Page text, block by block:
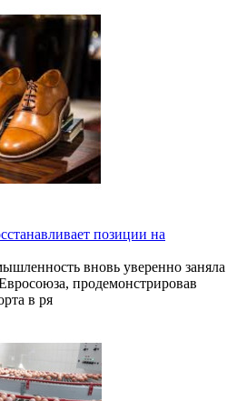
позиции на
вновь уверенно заняла
продемонстрировав
в ря